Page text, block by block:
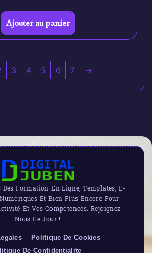
Ajouter au panier
3 4 5 6 7 →
Des Formation En Ligne, Templates, E-
Et Bien Plus Encore Pour
Et Vos Compétences. Rejoignez-
Nous Ce Jour !
Politique De Cookies
De Confidentialite